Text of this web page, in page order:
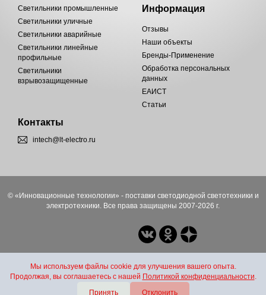
Светильники промышленные
Светильники уличные
Светильники аварийные
Светильники линейные
профильные
Светильники
взрывозащищенные
Информация
Отзывы
Наши объекты
Бренды-Применение
Обработка персональных
данных
ЕАИСТ
Статьи
Контакты
intech@lt-electro.ru
© «Инновационные технологии» - поставки светодиодной светотехники и
электротехники. Все права защищены 2007-2026 г.
Мы используем файлы cookie для улучшения вашего опыта.
Продолжая, вы соглашаетесь с нашей Политикой конфиденциальности.
Принять
Отклонить